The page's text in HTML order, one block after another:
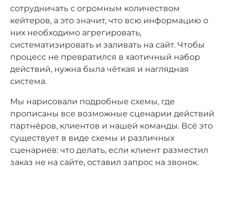
сотрудничать с огромным количеством
кейтеров, а это значит, что всю информацию о
них необходимо агрегировать,
систематизировать и заливать на сайт. Чтобы
процесс не превратился в хаотичный набор
действий, нужна была чёткая и наглядная
система.
Мы нарисовали подробные схемы, где
прописаны все возможные сценарии действий
партнёров, клиентов и нашей команды. Всё это
существует в виде схемы и различных
сценариев: что делать, если клиент разместил
заказ не на сайте, оставил запрос на звонок.